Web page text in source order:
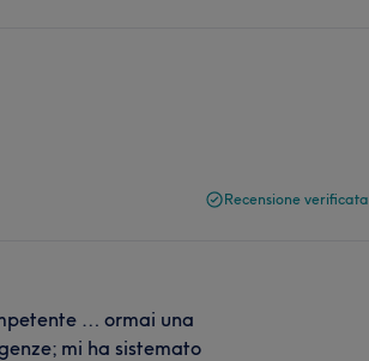
Recensione verificata
… ormai una
mi ha sistemato